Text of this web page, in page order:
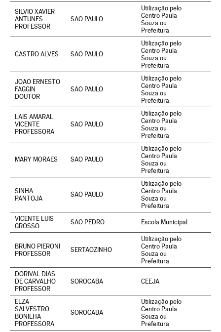
SILVIO XAVIER
ANTUNES
PROFESSOR
SAO PAULO
Utilização pelo
Centro Paula
Souza ou
Prefeitura
CASTRO ALVES SAO PAULO
Utilização pelo
Centro Paula
Souza ou
Prefeitura
JOAO ERNESTO
FAGGIN
DOUTOR
SAO PAULO
Utilização pelo
Centro Paula
Souza ou
Prefeitura
LAIS AMARAL
VICENTE
PROFESSORA
SAO PAULO
Utilização pelo
Centro Paula
Souza ou
Prefeitura
MARY MORAES SAO PAULO
Utilização pelo
Centro Paula
Souza ou
Prefeitura
SINHA
PANTOJA
SAO PAULO
Utilização pelo
Centro Paula
Souza ou
Prefeitura
VICENTE LUIS
GROSSO
SAO PEDRO Escola Municipal
BRUNO PIERONI
PROFESSOR
SERTAOZINHO
Utilização pelo
Centro Paula
Souza ou
Prefeitura
DORIVAL DIAS
DE CARVALHO
PROFESSOR
SOROCABA CEEJA
ELZA
SALVESTRO
BONILHA
PROFESSORA
SOROCABA
Utilização pelo
Centro Paula
Souza ou
Prefeitura